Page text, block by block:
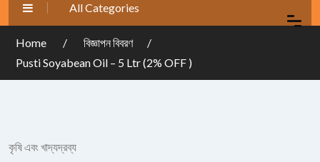
All Categories
Home
বিজ্ঞাপন বিবরণ
Pusti Soyabean Oil – 5 Ltr (2% OFF )
কৃষি এবং খাদ্যদ্রব্য